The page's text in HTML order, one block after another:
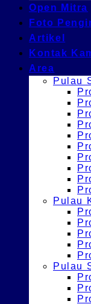
Open Mitra
Foto
Artikel
Kontak
Area
Pulau
Pulau
Pulau